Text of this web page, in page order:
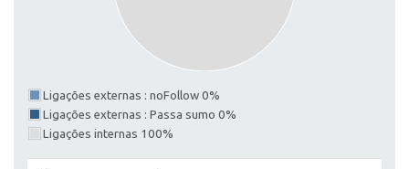
Ligações externas : noFollow 0%
Ligações externas : Passa sumo 0%
Ligações internas 100%